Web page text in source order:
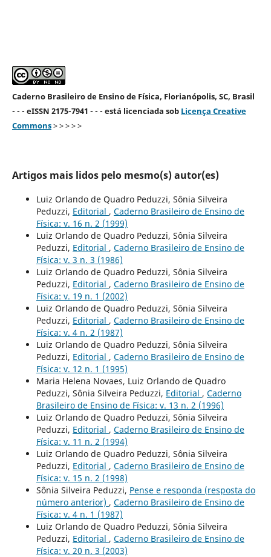
Caderno Brasileiro de Ensino de Física, Florianópolis, SC, Brasil
- - - eISSN 2175-7941 - - - está licenciada sob Licença Creative
Commons> > > > >
Artigos mais lidos pelo mesmo(s) autor(es)
Luiz Orlando de Quadro Peduzzi, Sônia Silveira
Peduzzi, Editorial , Caderno Brasileiro de Ensino de
Física: v. 16 n. 2 (1999)
Luiz Orlando de Quadro Peduzzi, Sônia Silveira
Peduzzi, Editorial , Caderno Brasileiro de Ensino de
Física: v. 3 n. 3 (1986)
Luiz Orlando de Quadro Peduzzi, Sônia Silveira
Peduzzi, Editorial , Caderno Brasileiro de Ensino de
Física: v. 19 n. 1 (2002)
Luiz Orlando de Quadro Peduzzi, Sônia Silveira
Peduzzi, Editorial , Caderno Brasileiro de Ensino de
Física: v. 4 n. 2 (1987)
Luiz Orlando de Quadro Peduzzi, Sônia Silveira
Peduzzi, Editorial , Caderno Brasileiro de Ensino de
Física: v. 12 n. 1 (1995)
Maria Helena Novaes, Luiz Orlando de Quadro
Peduzzi, Sônia Silveira Peduzzi, Editorial , Caderno
Brasileiro de Ensino de Física: v. 13 n. 2 (1996)
Luiz Orlando de Quadro Peduzzi, Sônia Silveira
Peduzzi, Editorial , Caderno Brasileiro de Ensino de
Física: v. 11 n. 2 (1994)
Luiz Orlando de Quadro Peduzzi, Sônia Silveira
Peduzzi, Editorial , Caderno Brasileiro de Ensino de
Física: v. 15 n. 2 (1998)
Sônia Silveira Peduzzi, Pense e responda (resposta do
número anterior) , Caderno Brasileiro de Ensino de
Física: v. 4 n. 1 (1987)
Luiz Orlando de Quadro Peduzzi, Sônia Silveira
Peduzzi, Editorial , Caderno Brasileiro de Ensino de
Física: v. 20 n. 3 (2003)